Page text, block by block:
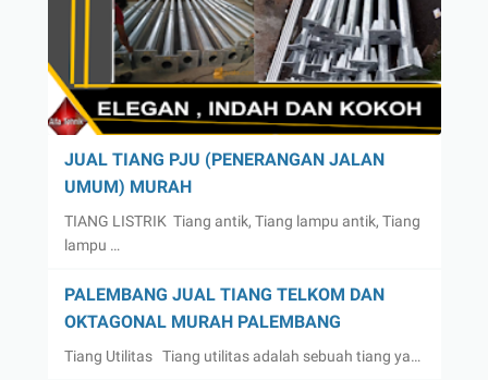
JUAL TIANG PJU (PENERANGAN JALAN
UMUM) MURAH
TIANG LISTRIK Tiang antik, Tiang lampu antik, Tiang
lampu …
PALEMBANG JUAL TIANG TELKOM DAN
OKTAGONAL MURAH PALEMBANG
Tiang Utilitas Tiang utilitas adalah sebuah tiang ya…